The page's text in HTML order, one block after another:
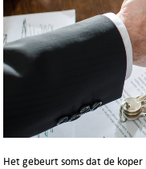
Het gebeurt soms dat de